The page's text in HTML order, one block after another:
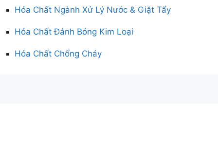
Hóa Chất Ngành Xử Lý Nước & Giặt Tẩy
Hóa Chất Đánh Bóng Kim Loại
Hóa Chất Chống Cháy